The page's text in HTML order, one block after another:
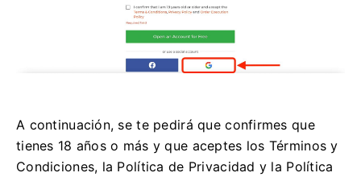
A continuación, se te pedirá que confirmes que
tienes 18 años o más y que aceptes los Términos y
Condiciones, la Política de Privacidad y la Política